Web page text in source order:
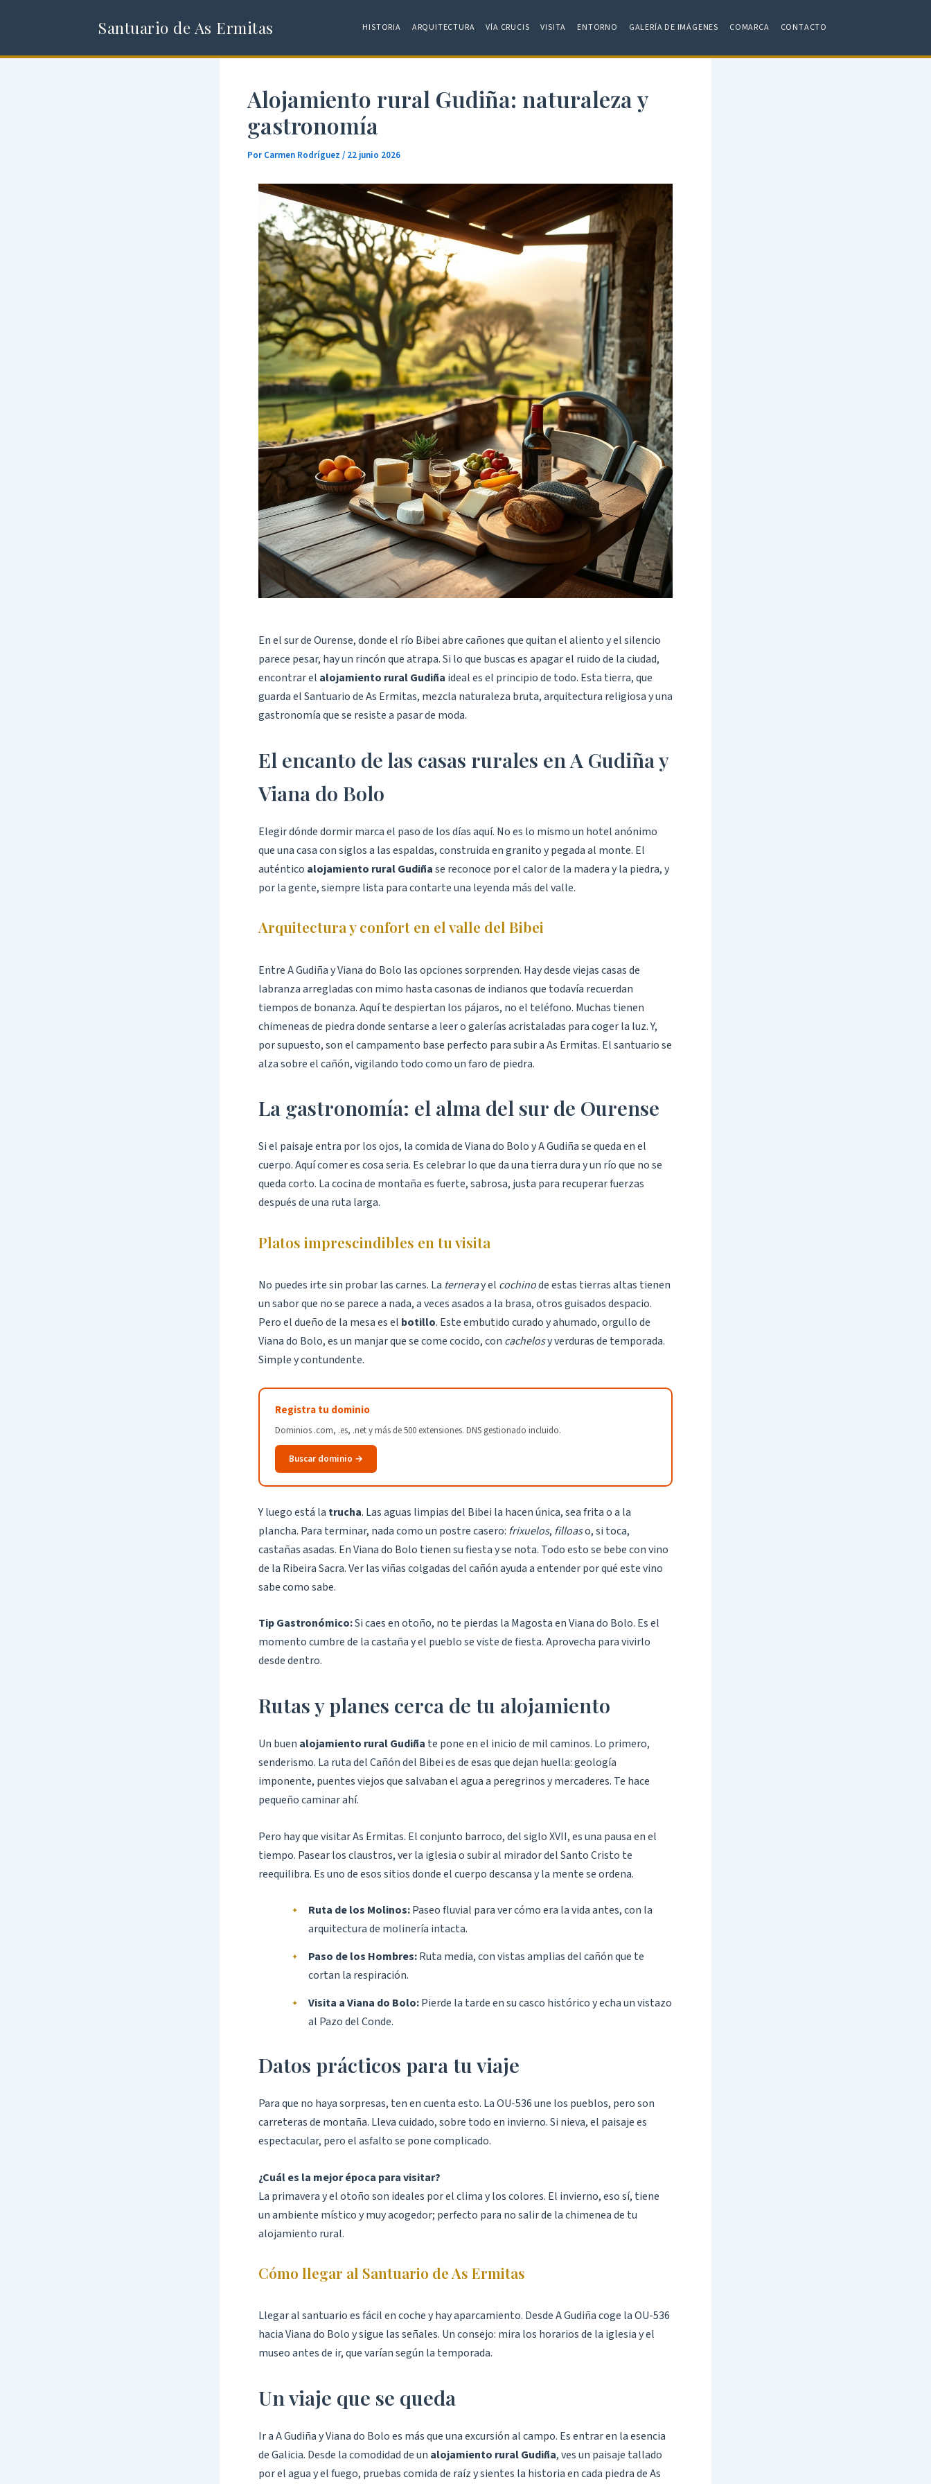
Santuario de As Ermitas HISTORIA ARQUITECTURA VÍA CRUCIS VISITA ENTORNO GALERÍA DE IMÁGENES COMARCA CONTACTO
Alojamiento rural Gudiña: naturaleza y
gastronomía
Por Carmen Rodríguez / 22 junio 2026
En el sur de Ourense, donde el río Bibei abre cañones que quitan el aliento y el silencio
parece pesar, hay un rincón que atrapa. Si lo que buscas es apagar el ruido de la ciudad,
encontrar el alojamiento rural Gudiña ideal es el principio de todo. Esta tierra, que
guarda el Santuario de As Ermitas, mezcla naturaleza bruta, arquitectura religiosa y una
gastronomía que se resiste a pasar de moda.
El encanto de las casas rurales en A Gudiña y
Viana do Bolo
Elegir dónde dormir marca el paso de los días aquí. No es lo mismo un hotel anónimo
que una casa con siglos a las espaldas, construida en granito y pegada al monte. El
auténtico alojamiento rural Gudiñase reconoce por el calor de la madera y la piedra, y
por la gente, siempre lista para contarte una leyenda más del valle.
Arquitectura y confort en el valle del Bibei
Entre A Gudiña y Viana do Bolo las opciones sorprenden. Hay desde viejas casas de
labranza arregladas con mimo hasta casonas de indianos que todavía recuerdan
tiempos de bonanza. Aquí te despiertan los pájaros, no el teléfono. Muchas tienen
chimeneas de piedra donde sentarse a leer o galerías acristaladas para coger la luz. Y,
por supuesto, son el campamento base perfecto para subir a As Ermitas. El santuario se
alza sobre el cañón, vigilando todo como un faro de piedra.
La gastronomía: el alma del sur de Ourense
Si el paisaje entra por los ojos, la comida de Viana do Bolo y A Gudiña se queda en el
cuerpo. Aquí comer es cosa seria. Es celebrar lo que da una tierra dura y un río que no se
queda corto. La cocina de montaña es fuerte, sabrosa, justa para recuperar fuerzas
después de una ruta larga.
Platos imprescindibles en tu visita
No puedes irte sin probar las carnes. La terneray el cochinode estas tierras altas tienen
un sabor que no se parece a nada, a veces asados a la brasa, otros guisados despacio.
Pero el dueño de la mesa es el botillo. Este embutido curado y ahumado, orgullo de
Viana do Bolo, es un manjar que se come cocido, con cachelosy verduras de temporada.
Simple y contundente.
Registra tu dominio
Dominios .com, .es, .net y más de 500 extensiones. DNS gestionado incluido.
Buscar dominio →
Y luego está la trucha. Las aguas limpias del Bibei la hacen única, sea frita o a la
plancha. Para terminar, nada como un postre casero: frixuelos, filloaso, si toca,
castañas asadas. En Viana do Bolo tienen su fiesta y se nota. Todo esto se bebe con vino
de la Ribeira Sacra. Ver las viñas colgadas del cañón ayuda a entender por qué este vino
sabe como sabe.
Tip Gastronómico:Si caes en otoño, no te pierdas la Magosta en Viana do Bolo. Es el
momento cumbre de la castaña y el pueblo se viste de fiesta. Aprovecha para vivirlo
desde dentro.
Rutas y planes cerca de tu alojamiento
Un buen alojamiento rural Gudiña te pone en el inicio de mil caminos. Lo primero,
senderismo. La ruta del Cañón del Bibei es de esas que dejan huella: geología
imponente, puentes viejos que salvaban el agua a peregrinos y mercaderes. Te hace
pequeño caminar ahí.
Pero hay que visitar As Ermitas. El conjunto barroco, del siglo XVII, es una pausa en el
tiempo. Pasear los claustros, ver la iglesia o subir al mirador del Santo Cristo te
reequilibra. Es uno de esos sitios donde el cuerpo descansa y la mente se ordena.
Ruta de los Molinos:Paseo fluvial para ver cómo era la vida antes, con la
arquitectura de molinería intacta.
Paso de los Hombres:Ruta media, con vistas amplias del cañón que te
cortan la respiración.
Visita a Viana do Bolo:Pierde la tarde en su casco histórico y echa un vistazo
al Pazo del Conde.
Datos prácticos para tu viaje
Para que no haya sorpresas, ten en cuenta esto. La OU-536 une los pueblos, pero son
carreteras de montaña. Lleva cuidado, sobre todo en invierno. Si nieva, el paisaje es
espectacular, pero el asfalto se pone complicado.
¿Cuál es la mejor época para visitar?
La primavera y el otoño son ideales por el clima y los colores. El invierno, eso sí, tiene
un ambiente místico y muy acogedor; perfecto para no salir de la chimenea de tu
alojamiento rural.
Cómo llegar al Santuario de As Ermitas
Llegar al santuario es fácil en coche y hay aparcamiento. Desde A Gudiña coge la OU-536
hacia Viana do Bolo y sigue las señales. Un consejo: mira los horarios de la iglesia y el
museo antes de ir, que varían según la temporada.
Un viaje que se queda
Ir a A Gudiña y Viana do Bolo es más que una excursión al campo. Es entrar en la esencia
de Galicia. Desde la comodidad de un alojamiento rural Gudiña, ves un paisaje tallado
por el agua y el fuego, pruebas comida de raíz y sientes la historia en cada piedra de As